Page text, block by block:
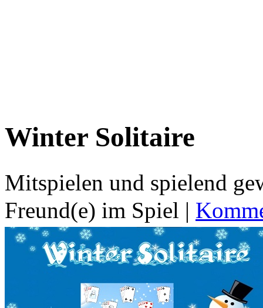
Winter Solitaire
Mitspielen und spielend
Freund(e) im Spiel |